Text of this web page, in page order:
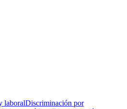
laboralDiscriminación por